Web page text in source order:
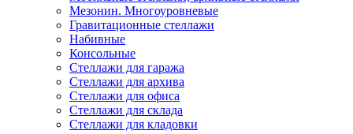
Мезонин. Многоуровневые
Гравитационные стеллажи
Набивные
Консольные
Стеллажи для гаража
Стеллажи для архива
Стеллажи для офиса
Стеллажи для склада
Стеллажи для кладовки